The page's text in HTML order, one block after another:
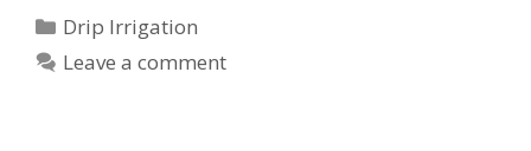
Categories
Drip Irrigation
Leave a comment